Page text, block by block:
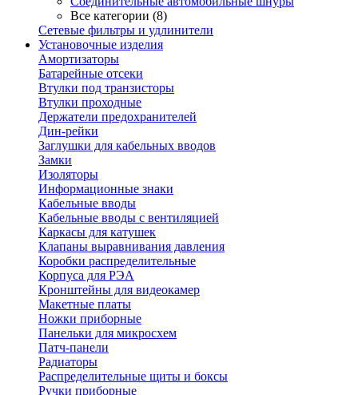
Все категории (8)
Сетевые фильтры и удлинители
Установочные изделия
Амортизаторы
Батарейные отсеки
Втулки под транзисторы
Втулки проходные
Держатели предохранителей
Дин-рейки
Заглушки для кабельных вводов
Замки
Изоляторы
Информационные знаки
Кабельные вводы
Кабельные вводы с вентиляцией
Каркасы для катушек
Клапаны выравнивания давления
Коробки распределительные
Корпуса для РЭА
Кронштейны для видеокамер
Макетные платы
Ножки приборные
Панельки для микросхем
Патч-панели
Радиаторы
Распределительные щиты и боксы
Ручки приборные